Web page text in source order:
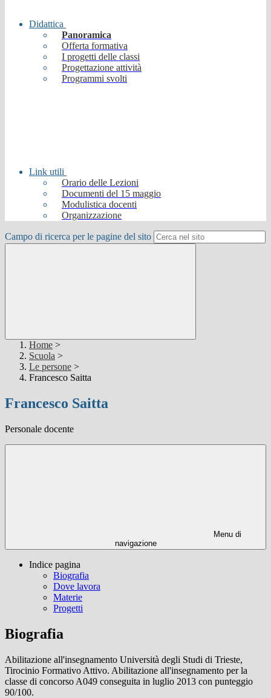
Didattica
Panoramica
Offerta formativa
I progetti delle classi
Progettazione attività
Programmi svolti
Link utili
Orario delle Lezioni
Documenti del 15 maggio
Modulistica docenti
Organizzazione
Campo di ricerca per le pagine del sito
Home >
Scuola >
Le persone >
Francesco Saitta
Francesco Saitta
Personale docente
Menu di
navigazione
Indice pagina
Biografia
Dove lavora
Materie
Progetti
Biografia
Abilitazione all'insegnamento Università degli Studi di Trieste,
Tirocinio Formativo Attivo. Abilitazione all'insegnamento per la
classe di concorso A049 conseguita in luglio 2013 con punteggio
90/100.